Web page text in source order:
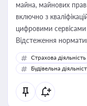
майна, майнових прав
включно з
цифровими сервісами
Відстеження
корисне для власника
бухгалтера під час
державного майна,
статусу суб'єктів
Страхова діяльність
Будівельна